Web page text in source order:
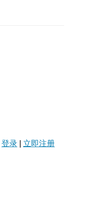
登录 立即注册